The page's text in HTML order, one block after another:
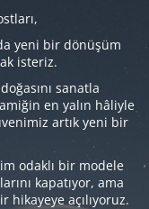
yeni bir dönüşüm
isteriz.
sanatla
en yalın hâliyle
artık yeni bir
odaklı bir modele
kapatıyor, ama
hikayeye açılıyoruz.